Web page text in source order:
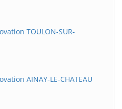
TOULON-SUR-
AINAY-LE-CHATEAU